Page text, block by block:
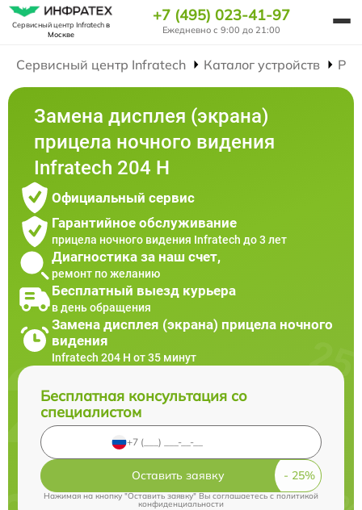
Сервисный центр Infratechв
Москве
+7 (495) 023-41-97
Ежедневно с 9:00 до 21:00
Сервисный центр Infratech Каталог устройств
Замена дисплея (экрана)
прицела ночного видения
Infratech 204 Н
Официальный сервис
Гарантийное обслуживание
прицела ночного видения Infratech до 3 лет
Диагностика за наш счет,
ремонт по желанию
Бесплатный выезд курьера
в день обращения
Замена дисплея (экрана) прицела ночного
видения
Infratech 204 Н от 35 минут
Бесплатная консультация со
специалистом
Оставить заявку
Нажимая на кнопку "Оставить заявку" Вы соглашаетесь cполитикой
конфиденциальности